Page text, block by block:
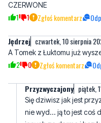
CZERWONE
1 1 Zgłoś komentarz
Jędrzej czwartek, 10 sierpnia
A Tomek z Łuktomu już
2 0 Zgłoś komentarz
Przyzwyczajony piątek,
Się dziwisz jak jest
nie wyd... ją to jest coś